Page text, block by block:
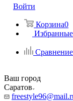
Войти
Корзина0
Ваш город
Саратов